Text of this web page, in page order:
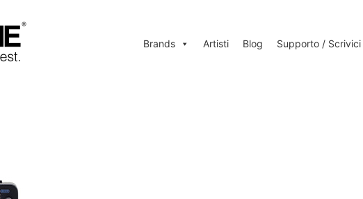
Brands Artisti Blog Supporto / Scrivici